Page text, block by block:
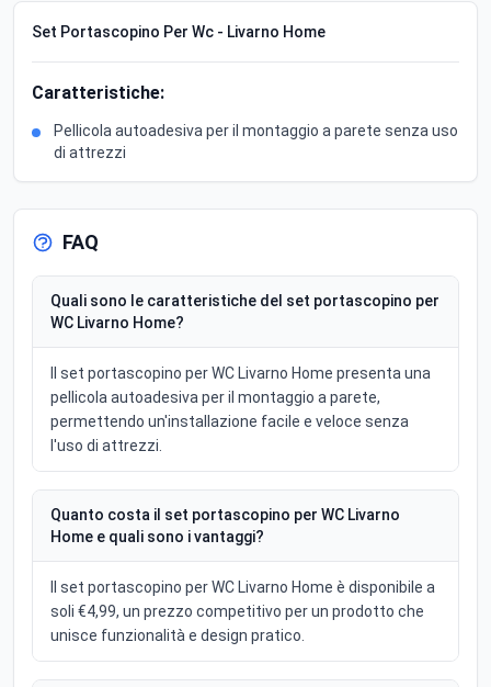
Set Portascopino Per Wc - Livarno Home
Caratteristiche:
Pellicola autoadesiva per il montaggio a parete senza uso
di attrezzi
FAQ
Quali sono le caratteristiche del set portascopino per
WC Livarno Home?
Il set portascopino per WC Livarno Home presenta una
pellicola autoadesiva per il montaggio a parete,
permettendo un'installazione facile e veloce senza
l'uso di attrezzi.
Quanto costa il set portascopino per WC Livarno
Home e quali sono i vantaggi?
Il set portascopino per WC Livarno Home è disponibile a
soli €4,99, un prezzo competitivo per un prodotto che
unisce funzionalità e design pratico.